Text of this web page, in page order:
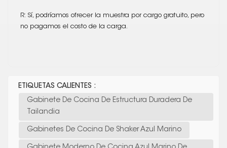
R: Sí, podríamos ofrecer la muestra por cargo gratuito, pero
no pagamos el costo de la carga.
ETIQUETAS CALIENTES :
Gabinete De Cocina De Estructura Duradera De
Tailandia
Gabinetes De Cocina De Shaker Azul Marino